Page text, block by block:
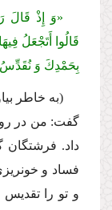
«وَ إِذْ قَالَ
قَالُوا أَتَجْعَلُ
بِحَمْدِكَ وَ نُقَدِّسُ
(به خاطر
گفت: من در
داد. فرشتگان
فساد و
و تو را تقدیس